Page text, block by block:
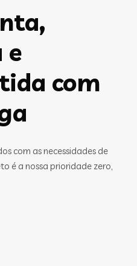
e
com
com as necessidades de
é a nossa prioridade zero,